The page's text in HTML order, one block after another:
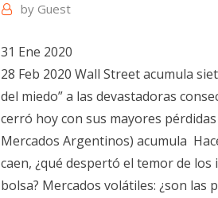
by Guest
31 Ene 2020
28 Feb 2020 Wall Street acumula
del miedo” a las devastadoras
cerró hoy con sus mayores
Mercados Argentinos) acumula
caen, ¿qué despertó el temor de los
bolsa? Mercados volátiles: ¿son las